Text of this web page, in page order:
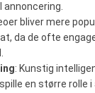
bliver mere
da de ofte
: Kunstig
en større rolle